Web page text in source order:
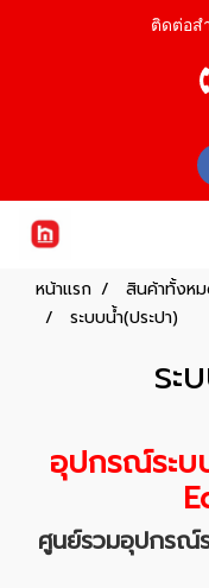
ติดต่อส
หน้าแรก สินค้าทั้งห
ระบบน้ำ(ประปา)
ระ
อุปกรณ์ระบ
ศูนย์รวมอุปกรณ์ร